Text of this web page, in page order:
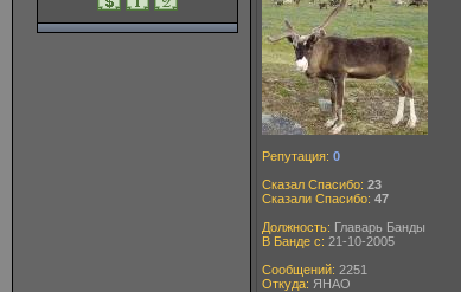
Репутация: 0
Сказал Спасибо: 23
Сказали Спасибо: 47
Должность: Главарь Банды
В Банде с: 21-10-2005
Сообщений: 2251
Откуда: ЯНАО